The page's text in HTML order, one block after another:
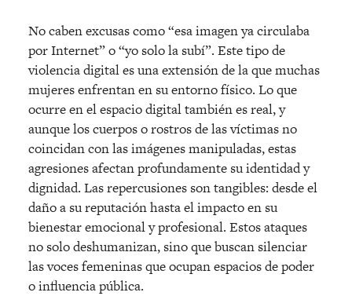
No caben excusas como “esa imagen ya circulaba
por Internet” o “yo solo la subí”. Este tipo de
violencia digital es una extensión de la que muchas
mujeres enfrentan en su entorno físico. Lo que
ocurre en el espacio digital también es real, y
aunque los cuerpos o rostros de las víctimas no
coincidan con las imágenes manipuladas, estas
agresiones afectan profundamente su identidad y
dignidad. Las repercusiones son tangibles: desde el
daño a su reputación hasta el impacto en su
bienestar emocional y profesional. Estos ataques
no solo deshumanizan, sino que buscan silenciar
las voces femeninas que ocupan espacios de poder
o influencia pública.